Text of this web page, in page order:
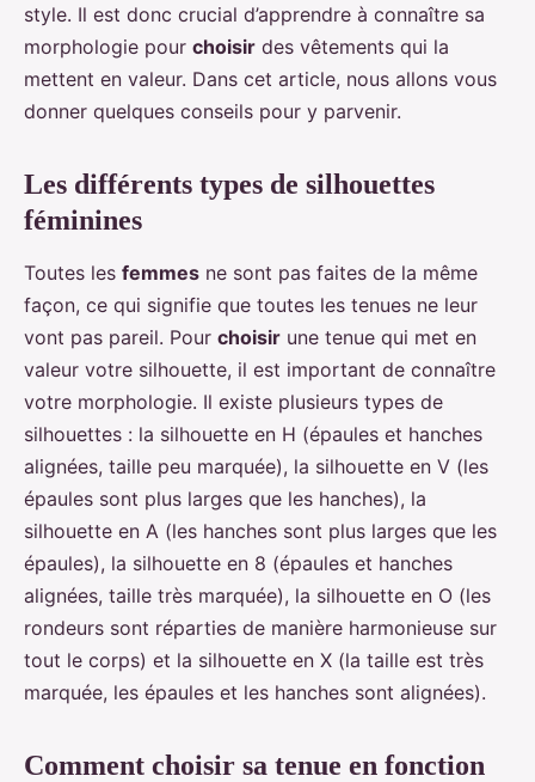
style. Il est donc crucial d’apprendre à connaître sa
morphologie pour choisir des vêtements qui la
mettent en valeur. Dans cet article, nous allons vous
donner quelques conseils pour y parvenir.
Les différents types de silhouettes
féminines
Toutes les femmes ne sont pas faites de la même
façon, ce qui signifie que toutes les tenues ne leur
vont pas pareil. Pour choisir une tenue qui met en
valeur votre silhouette, il est important de connaître
votre morphologie. Il existe plusieurs types de
silhouettes : la silhouette en H (épaules et hanches
alignées, taille peu marquée), la silhouette en V (les
épaules sont plus larges que les hanches), la
silhouette en A (les hanches sont plus larges que les
épaules), la silhouette en 8 (épaules et hanches
alignées, taille très marquée), la silhouette en O (les
rondeurs sont réparties de manière harmonieuse sur
tout le corps) et la silhouette en X (la taille est très
marquée, les épaules et les hanches sont alignées).
Comment choisir sa tenue en fonction